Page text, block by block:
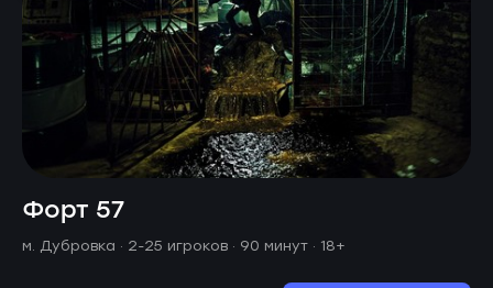
Форт 57
м. Дубровка · 2-25 игроков · 90 минут · 18+